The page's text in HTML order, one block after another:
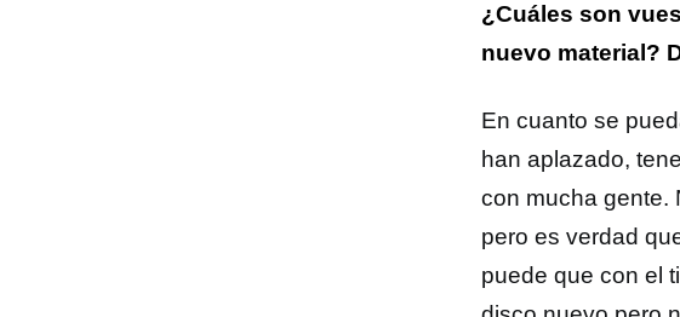
¿Cuáles son
nuevo material?
En cuanto se
han aplazado,
con mucha gente.
pero es verdad
puede que con el